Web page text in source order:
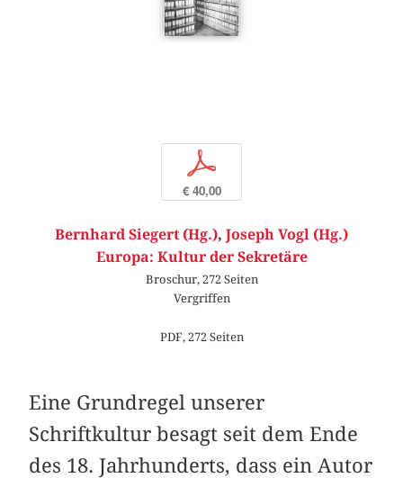
p
€ 40,00
Bernhard Siegert (Hg.), Joseph Vogl (Hg.)
Europa: Kultur der Sekretäre
Broschur, 272 Seiten
Vergriffen
PDF, 272 Seiten
Eine Grundregel unserer
Schriftkultur besagt seit dem Ende
des 18. Jahrhunderts, dass ein Autor